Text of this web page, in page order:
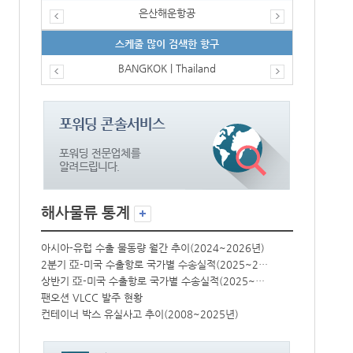
은산해운항공
스케줄 많이 검색한 항구
BANGKOK | Thailand
해사물류 통계
아시아-유럽 수출 물동량 월간 추이(2024~2026년)
2분기 亞-미국 수출항로 국가별 수송실적(2025~2026년)
상반기 亞-미국 수출항로 국가별 수송실적(2025~2026년)
팬오션 VLCC 발주 현황
컨테이너 박스 유실사고 추이(2008~2025년)